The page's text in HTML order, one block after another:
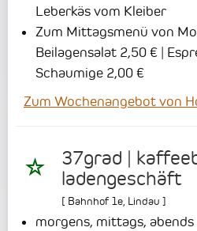
Leberkäs vom Kleiber
Zum Mittagsmenü von
Beilagensalat 2,50 € |
Schaumige 2,00 €
Zum Wochenangebot von
37grad |
ladengeschäft
[ Bahnhof 1e, Lindau ]
morgens, mittags, abends